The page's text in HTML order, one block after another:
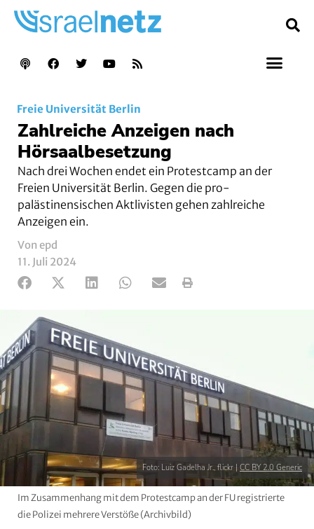
Freie Universität Berlin
Zahlreiche Anzeigen nach
Hörsaalbesetzung
Nach drei Wochen endet ein Protestcamp an der
Freien Universität Berlin. Gegen die pro-
palästinensischen Aktlivisten gehen zahlreiche
Anzeigen ein.
Von epd
11. Juli 2024
Foto: Luiz Gadelha Jr., flickr | CC BY 2.0 Generic
Im Zusammenhang mit dem Protestcamp an der FU registrierte
die Polizei mehrere Verstöße (Archivbild)